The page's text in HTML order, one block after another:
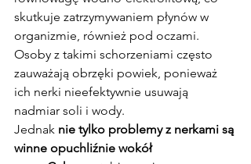
skutkuje zatrzymywaniem płynów w
organizmie, również pod oczami.
Osoby z takimi schorzeniami często
zauważają obrzęki powiek, ponieważ
ich nerki nieefektywnie usuwają
nadmiar soli i wody.
Jednak nie tylko problemy z nerkami są
winne opuchliźnie wokół